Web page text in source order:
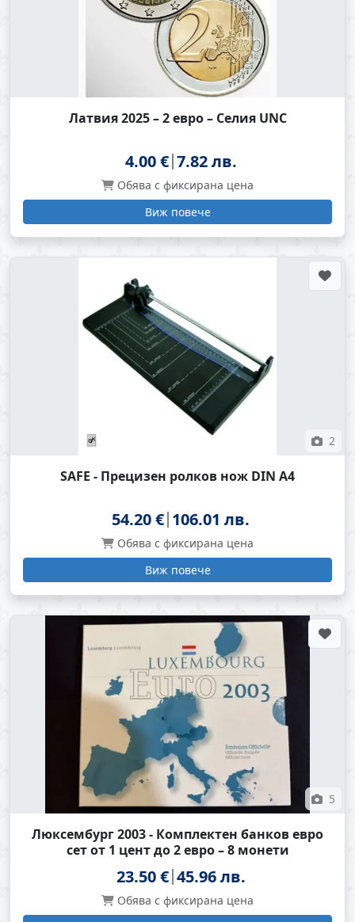
Латвия 2025 – 2 евро – Селия UNC
4.00 € 7.82 лв.
Обява с фиксирана цена
Виж повече
2
SAFE - Прецизен ролков нож DIN A4
54.20 € 106.01 лв.
Обява с фиксирана цена
Виж повече
5
Люксембург 2003 - Комплектен банков евро
сет от 1 цент до 2 евро – 8 монети
23.50 € 45.96 лв.
Обява с фиксирана цена